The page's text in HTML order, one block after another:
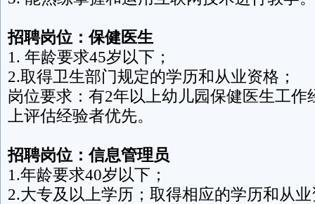
招聘岗位：保健医生
1. 年龄要求45岁以下；
2.取得卫生部门规定的学历和从业资格；
岗位要求：有2年以上幼儿园保健医生工作
上评估经验者优先。
招聘岗位：信息管理员
1.年龄要求40岁以下；
2.大专及以上学历；取得相应的学历和从